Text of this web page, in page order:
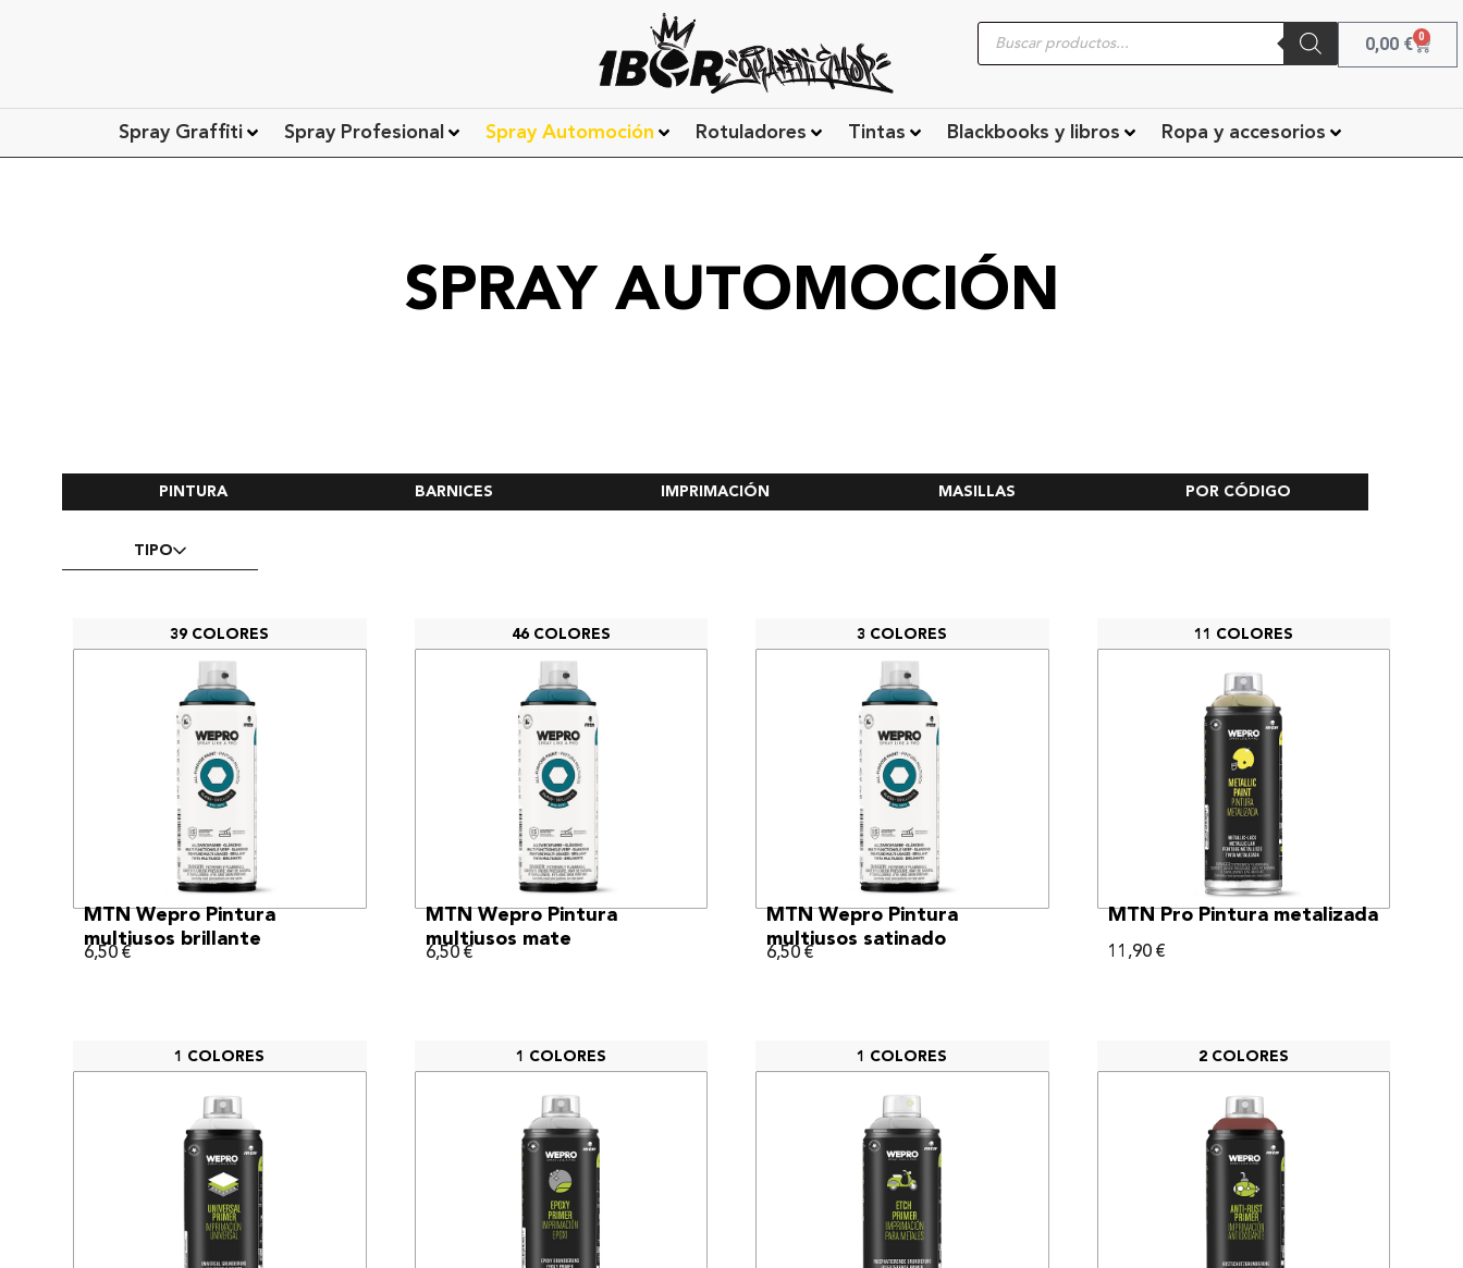
0,00 € 0
Spray Graffiti Spray Profesional Spray Automoción Rotuladores Tintas Blackbooks y libros Ropa y accesorios
SPRAY AUTOMOCIÓN
PINTURA BARNICES IMPRIMACIÓN MASILLAS POR CÓDIGO
TIPO
39 COLORES
VER MÁS
MTN Wepro Pintura
multiusos brillante
6,50 €
46 COLORES
VER MÁS
MTN Wepro Pintura
multiusos mate
6,50 €
3 COLORES
VER MÁS
MTN Wepro Pintura
multiusos satinado
6,50 €
11 COLORES
VER MÁS
MTN Pro Pintura metalizada
11,90 €
1 COLORES 1 COLORES 1 COLORES 2 COLORES